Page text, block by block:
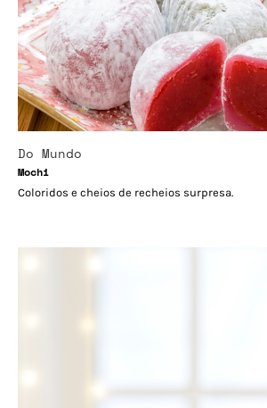
Do Mundo
Mochi
Coloridos e cheios de recheios surpresa.